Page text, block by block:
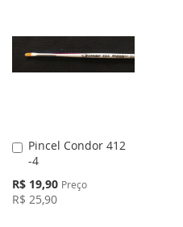
DESEJOS
Pincel Condor 412
-4
Preço
Especial
R$ 19,90 Preço
R$ 25,90
Adicionar
ao
Carrinho